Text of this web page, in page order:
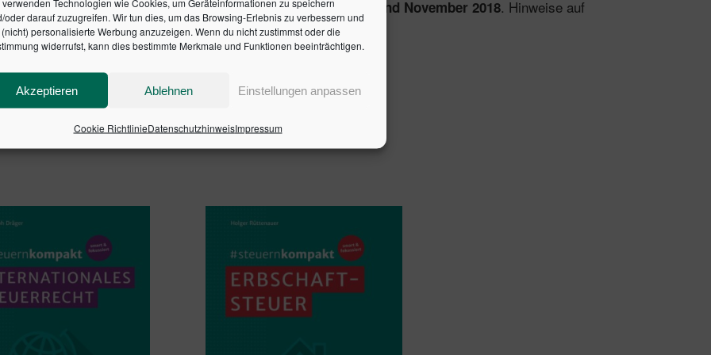
oder darauf zuzugreifen. Wir tun dies, um das Browsing-Erlebnis zu verbessern und
personalisierte Werbung anzuzeigen. Wenn du nicht zustimmst oder die
widerrufst, kann dies bestimmte Merkmale und Funktionen beeinträchtigen.
Akzeptieren Ablehnen Einstellungen anpassen
Cookie RichtlinieDatenschutzhinweisImpressum
Die Anleitung berücksichtigt dieaktuelle Rechtslage mit Stand November 2018. Hinweise auf
Weichen für die kommende Steuerplanung zu stellen.
9783791042060